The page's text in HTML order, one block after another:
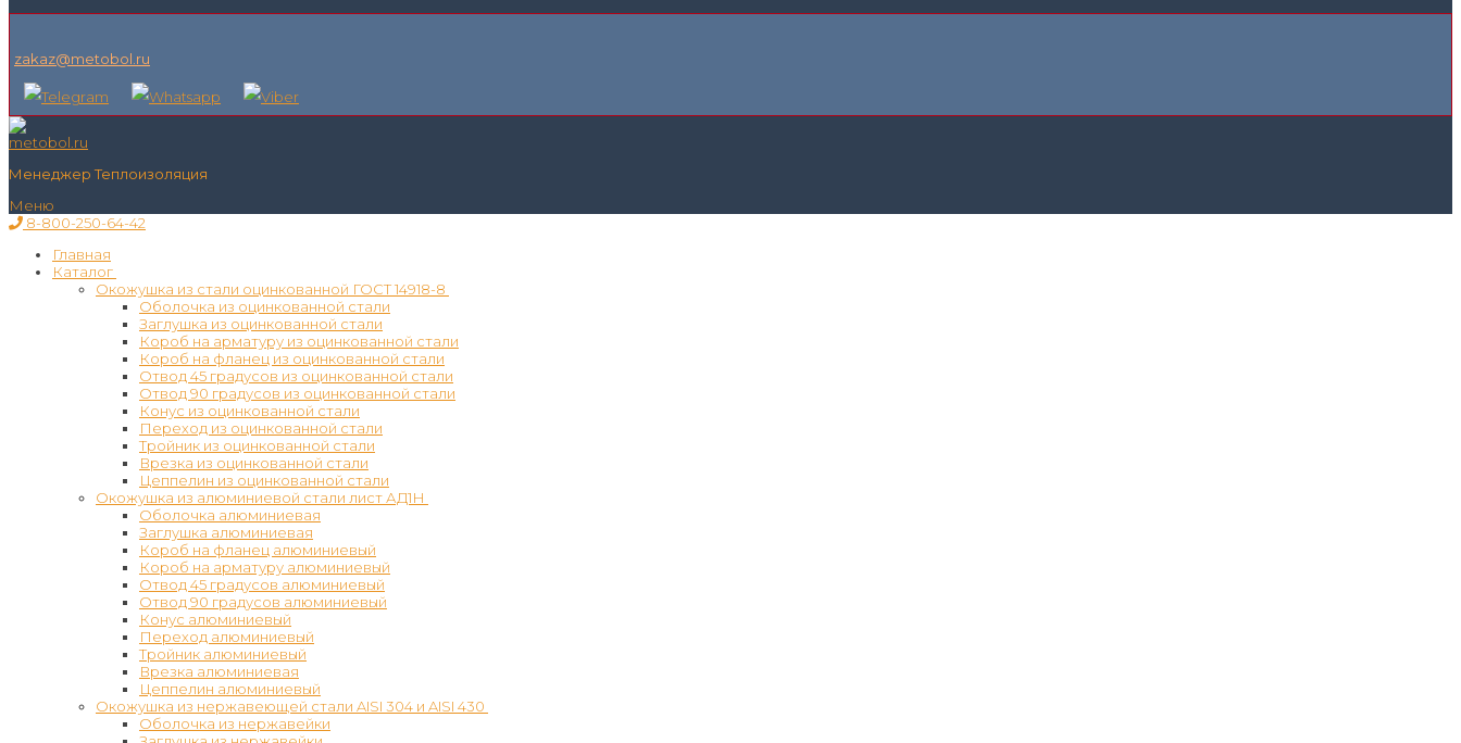
zakaz@metobol.ru
Менеджер Теплоизоляция
Меню
8-800-250-64-42
Главная
Каталог
Окожушка из стали оцинкованной ГОСТ 14918-8
Оболочка из оцинкованной стали
Заглушка из оцинкованной стали
Короб на арматуру из оцинкованной стали
Короб на фланец из оцинкованной стали
Отвод 45 градусов из оцинкованной стали
Отвод 90 градусов из оцинкованной стали
Конус из оцинкованной стали
Переход из оцинкованной стали
Тройник из оцинкованной стали
Врезка из оцинкованной стали
Цеппелин из оцинкованной стали
Окожушка из алюминиевой стали лист АД1Н
Оболочка алюминиевая
Заглушка алюминиевая
Короб на фланец алюминиевый
Короб на арматуру алюминиевый
Отвод 45 градусов алюминиевый
Отвод 90 градусов алюминиевый
Конус алюминиевый
Переход алюминиевый
Тройник алюминиевый
Врезка алюминиевая
Цеппелин алюминиевый
Окожушка из нержавеющей стали AISI 304 и AISI 430
Оболочка из нержавейки